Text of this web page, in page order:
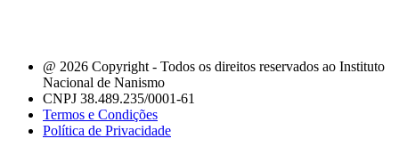
@ 2026 Copyright - Todos os direitos reservados ao Instituto
Nacional de Nanismo
CNPJ 38.489.235/0001-61
Termos e Condições
Política de Privacidade